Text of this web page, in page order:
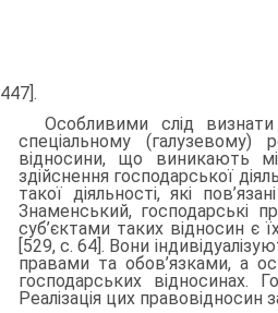
447].
Особливими слід
спеціальному (галузевому)
відносини, що виникають
здійснення господарської
такої діяльності, які
Знаменський, господарські
суб’єктами таких відносин є
[529, с. 64]. Вони
правами та обов’язками, а
господарських відносинах.
Реалізація цих